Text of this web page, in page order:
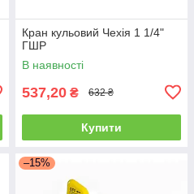
Кран кульовий Чехія 1 1/4"
ГШР
В наявності
537,20 ₴ 632 ₴
Купити
–15%